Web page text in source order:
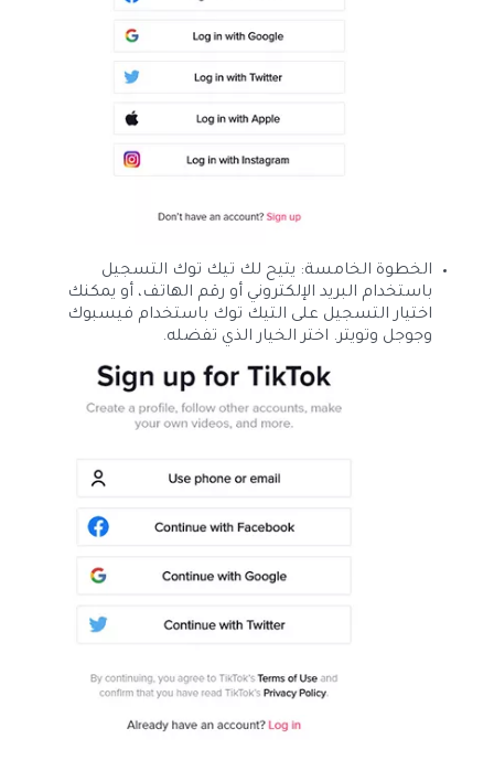
الخطوة الخامسة: يتيح لك تيك توك التسجيل
باستخدام البريد الإلكتروني أو رقم الهاتف، أو يمكنك
اختيار التسجيل على التيك توك باستخدام فيسبوك
وجوجل وتويتر. اختر الخيار الذي تفضله.